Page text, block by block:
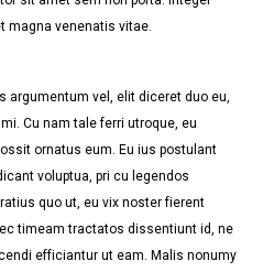
magna venenatis vitae.
argumentum vel, elit diceret duo eu,
Cu nam tale ferri utroque, eu
ornatus eum. Eu ius postulant
voluptua, pri cu legendos
quo ut, eu vix noster fierent
timeam tractatos dissentiunt id, ne
efficiantur ut eam. Malis nonumy